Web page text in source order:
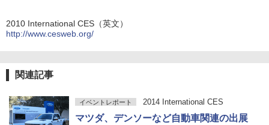
2010 International CES（英文）
http://www.cesweb.org/
関連記事
イベントレポート 2014 International CES
マツダ、デンソーなど自動車関連の出展